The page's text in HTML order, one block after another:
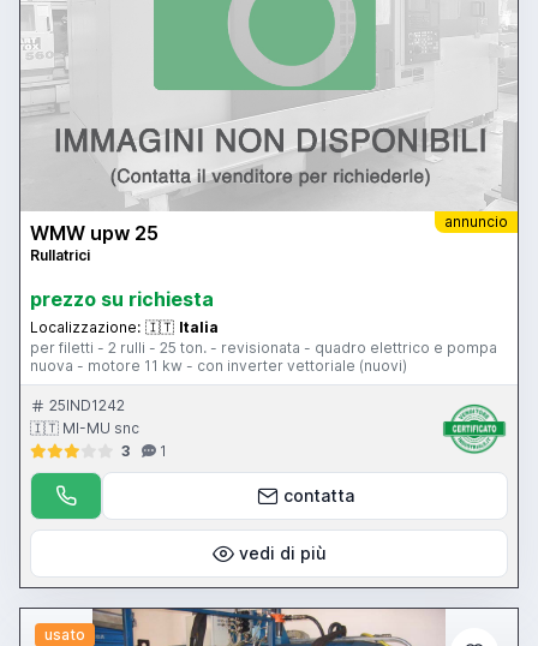
annuncio
WMW upw 25
Rullatrici
prezzo su richiesta
Localizzazione: 🇮🇹 Italia
per filetti - 2 rulli - 25 ton. - revisionata - quadro elettrico e pompa
nuova - motore 11 kw - con inverter vettoriale (nuovi)
25IND1242
🇮🇹 MI-MU snc
3
1
contatta
vedi di più
usato